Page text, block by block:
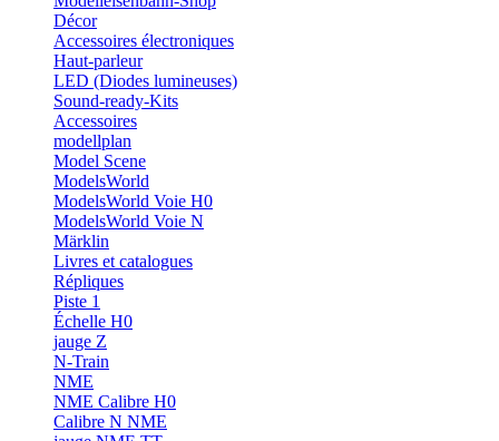
Décor
Accessoires électroniques
Haut-parleur
LED (Diodes lumineuses)
Sound-ready-Kits
Accessoires
modellplan
Model Scene
ModelsWorld
ModelsWorld Voie H0
ModelsWorld Voie N
Märklin
Livres et catalogues
Répliques
Piste 1
Échelle H0
jauge Z
N-Train
NME
NME Calibre H0
Calibre N NME